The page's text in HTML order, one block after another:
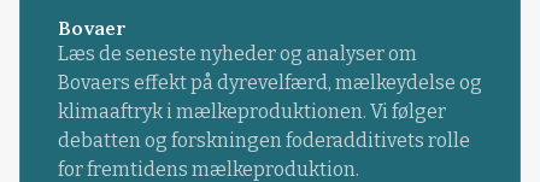
Bovaer
Læs de seneste nyheder og analyser om
Bovaers effekt på dyrevelfærd, mælkeydelse og
klimaaftryk i mælkeproduktionen. Vi følger
debatten og forskningen foderadditivets rolle
for fremtidens mælkeproduktion.